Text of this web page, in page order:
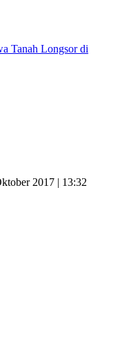
Tanah Longsor di
2017 | 13:32